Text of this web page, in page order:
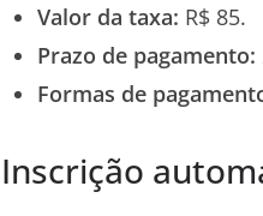
Valor da taxa: R$ 85.
Prazo de pagamento:
Formas de
Inscrição